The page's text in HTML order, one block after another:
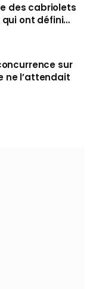
des cabriolets
qui ont défini
vent
sur
ne l’attendait